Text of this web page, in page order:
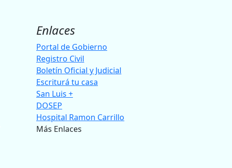
Enlaces
Portal de Gobierno
Registro Civil
Boletín Oficial y Judicial
Escriturá tu casa
San Luis +
DOSEP
Hospital Ramon Carrillo
Más Enlaces